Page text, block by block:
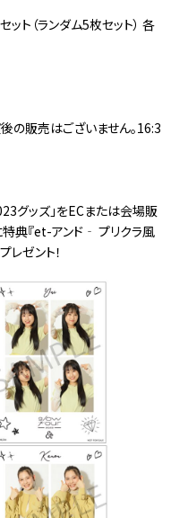
ト（ランダム5枚セット） 各
の販売はございません。16:3
グッズ」をECまたは会場販
典『et-アンド‐ プリクラ風
レゼント！